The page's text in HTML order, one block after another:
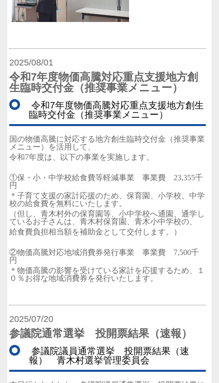
2025/08/01
令和7年度物価高騰対応重点支援地方創
生臨時交付金（推奨事業メニュー）
令和7年度物価高騰対応重点支援地方創生
臨時交付金（推奨事業メニュー）
国の物価高騰に対応する地方創生臨時交付金（推奨事業
メニュー）を活用して、
令和7年度は、以下の事業を実施します。
①保・小・中学校給食費等軽減事業 事業費 23,355千
円
＊子育て支援の家計応援のため、保育園、小学校、中学
校の給食費を無料にいたします。
（但し、青木村外の保育園等、小中学校へ通園、通学し
ているお子さんは、青木村保育園、青木小中学校の、
給食費負担相当額を補助金として交付します。）
②物価高騰対応地域消費券発行事業 事業費 7,500千
円
＊物価高騰の影響を受けている家計を応援するため、１
０％お得な地域消費券を発行いたします。
2025/07/20
参議院通常選挙 投開票結果（速報）
参議院議員通常選挙 投開票結果（速
報） 青木村選挙管理委員会